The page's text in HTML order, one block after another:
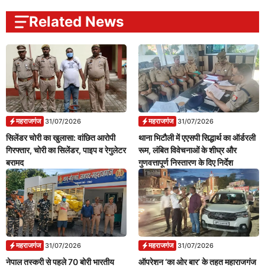
Related News
महराजगंज 31/07/2026
सिलेंडर चोरी का खुलासा: वांछित आरोपी
गिरफ्तार, चोरी का सिलेंडर, पाइप व रेगुलेटर
बरामद
महराजगंज 31/07/2026
थाना भिटौली में एएसपी सिद्धार्थ का ऑर्डरली
रूम, लंबित विवेचनाओं के शीघ्र और
गुणवत्तापूर्ण निस्तारण के दिए निर्देश
महराजगंज 31/07/2026
नेपाल तस्करी से पहले 70 बोरी भारतीय
महराजगंज 31/07/2026
ऑपरेशन ‘का ओर बार’ के तहत महाराजगंज